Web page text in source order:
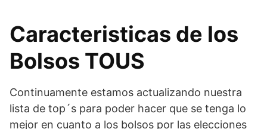
Caracteristicas de los
Bolsos TOUS
Continuamente estamos actualizando nuestra
lista de top´s para poder hacer que se tenga lo
mejor en cuanto a los bolsos por las elecciones